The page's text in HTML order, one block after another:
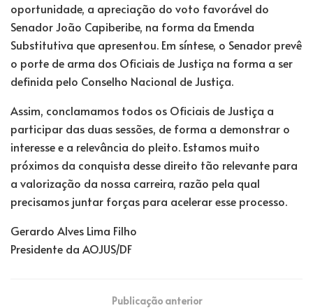
oportunidade, a apreciação do voto favorável do
Senador João Capiberibe, na forma da Emenda
Substitutiva que apresentou. Em síntese, o Senador prevê
o porte de arma dos Oficiais de Justiça na forma a ser
definida pelo Conselho Nacional de Justiça.
Assim, conclamamos todos os Oficiais de Justiça a
participar das duas sessões, de forma a demonstrar o
interesse e a relevância do pleito. Estamos muito
próximos da conquista desse direito tão relevante para
a valorização da nossa carreira, razão pela qual
precisamos juntar forças para acelerar esse processo.
Gerardo Alves Lima Filho
Presidente da AOJUS/DF
Publicação anterior